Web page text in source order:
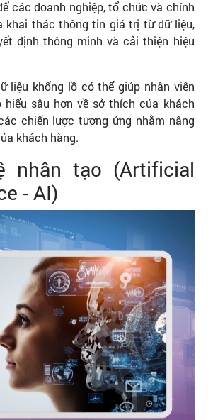
các doanh nghiệp, tổ chức và chính
khai thác thông tin giá trị từ dữ liệu,
định thông minh và cải thiện hiệu
liệu khổng lồ có thể giúp nhân viên
hiểu sâu hơn về sở thích của khách
chiến lược tương ứng nhằm nâng
khách hàng.
nhân tạo (Artificial
- AI)